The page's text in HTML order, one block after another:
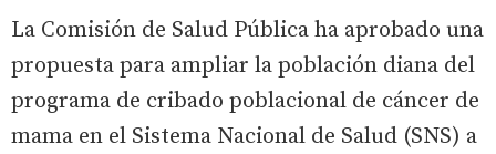
La Comisión de Salud Pública ha aprobado una
propuesta para ampliar la población diana del
programa de cribado poblacional de cáncer de
mama en el Sistema Nacional de Salud (SNS) a